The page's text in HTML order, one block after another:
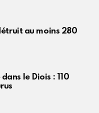
au moins 280
le Diois : 110